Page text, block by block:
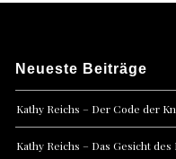
Neueste Beiträge
Kathy Reichs – Der Code der
Kathy Reichs – Das Gesicht des